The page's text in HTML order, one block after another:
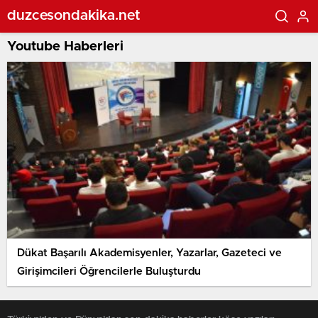
duzcesondakika.net
Youtube Haberleri
Dükat Başarılı Akademisyenler, Yazarlar, Gazeteci ve
Girişimcileri Öğrencilerle Buluşturdu